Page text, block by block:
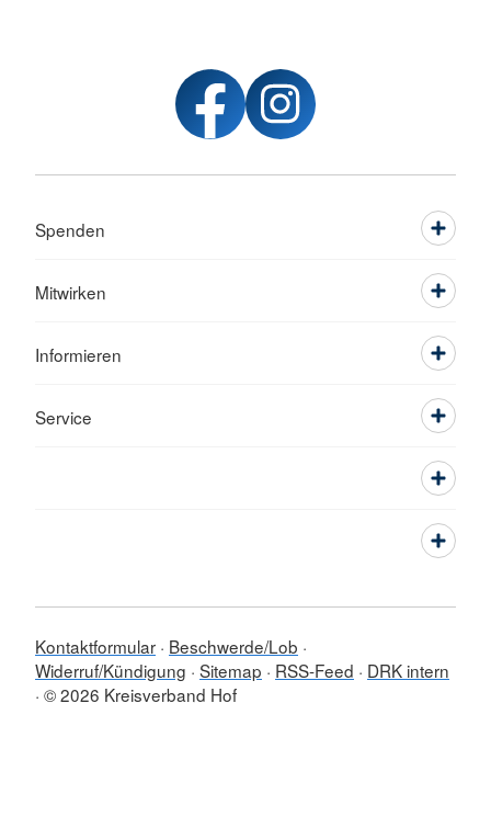
Spenden
Mitwirken
Informieren
Service
Kontaktformular Beschwerde/Lob
Widerruf/Kündigung Sitemap RSS-Feed
DRK intern
© 2026 Kreisverband Hof